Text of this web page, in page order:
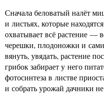
Сначала беловатый налёт
и листьях, которые
охватывает всё растение —
черешки, плодоножки и
вянуть, увядать, растение
грибок забирает у него
фотосинтеза в листве
и собрать урожай дачники